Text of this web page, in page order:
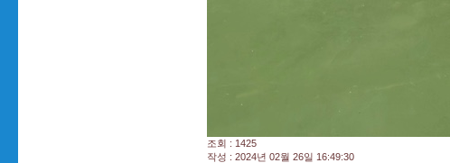
조회 : 1425
작성 : 2024년 02월 26일 16:49:30